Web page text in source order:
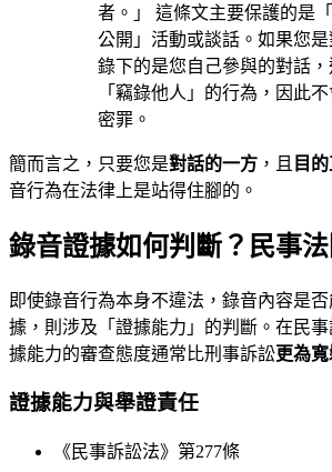
者。」 這條文主要保護的是
公開」活動或談話。如果您是
錄下的是您自己參與的對話
「竊錄他人」的行為，因此
密罪。
簡而言之，只要您是對話的一方 ，且 目
音行為在法律上是站得住腳的。
錄音證據如何判斷？民事
即使錄音行為本身不違法，錄音內容是
據，則涉及「證據能力」的判斷。在民
據能力的審查態度通常比刑事訴訟更為
證據能力與舉證責任
《民事訴訟法》第277條